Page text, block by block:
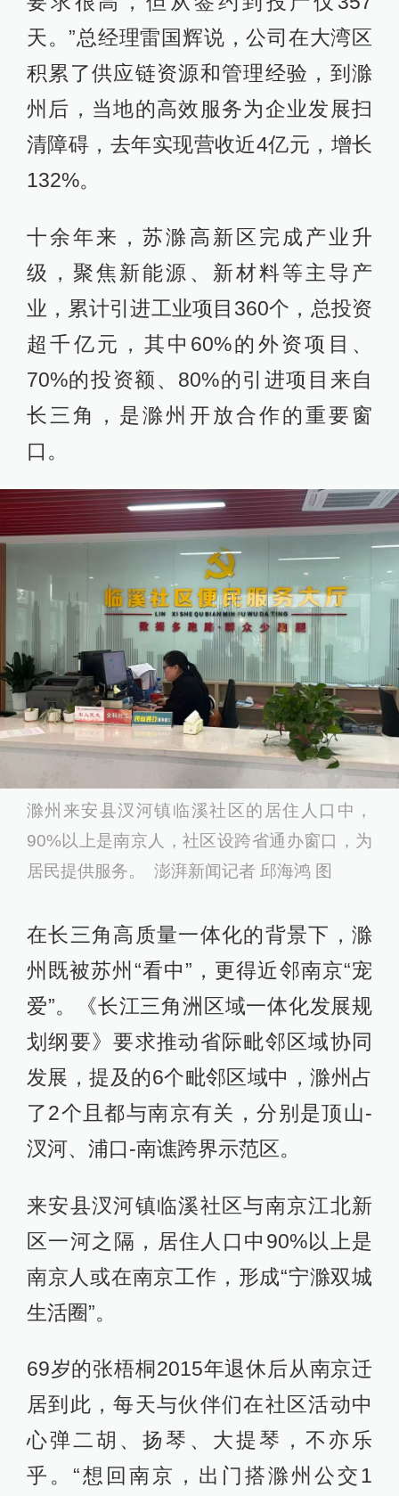
天。”总经理雷国辉说，公司在大湾区
积累了供应链资源和管理经验，到滁
州后，当地的高效服务为企业发展扫
清障碍，去年实现营收近4亿元，增长
132%。
十余年来，苏滁高新区完成产业升
级，聚焦新能源、新材料等主导产
业，累计引进工业项目360个，总投资
超千亿元，其中60%的外资项目、
70%的投资额、80%的引进项目来自
长三角，是滁州开放合作的重要窗
口。
滁州来安县汊河镇临溪社区的居住人口中，
90%以上是南京人，社区设跨省通办窗口，为
居民提供服务。 澎湃新闻记者 邱海鸿 图
在长三角高质量一体化的背景下，滁
州既被苏州“看中”，更得近邻南京“宠
爱”。《长江三角洲区域一体化发展规
划纲要》要求推动省际毗邻区域协同
发展，提及的6个毗邻区域中，滁州占
了2个且都与南京有关，分别是顶山-
汊河、浦口-南谯跨界示范区。
来安县汊河镇临溪社区与南京江北新
区一河之隔，居住人口中90%以上是
南京人或在南京工作，形成“宁滁双城
生活圈”。
69岁的张梧桐2015年退休后从南京迁
居到此，每天与伙伴们在社区活动中
心弹二胡、扬琴、大提琴，不亦乐
乎。“想回南京，出门搭滁州公交1